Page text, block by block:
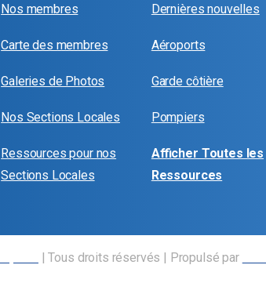
Nos membres
Carte des membres
Galeries de Photos
Nos Sections Locales
Ressources pour nos
Sections Locales
Dernières nouvelles
Aéroports
Garde côtière
Pompiers
Afficher Toutes les
Ressources
| Tous droits réservés | Propulsé par